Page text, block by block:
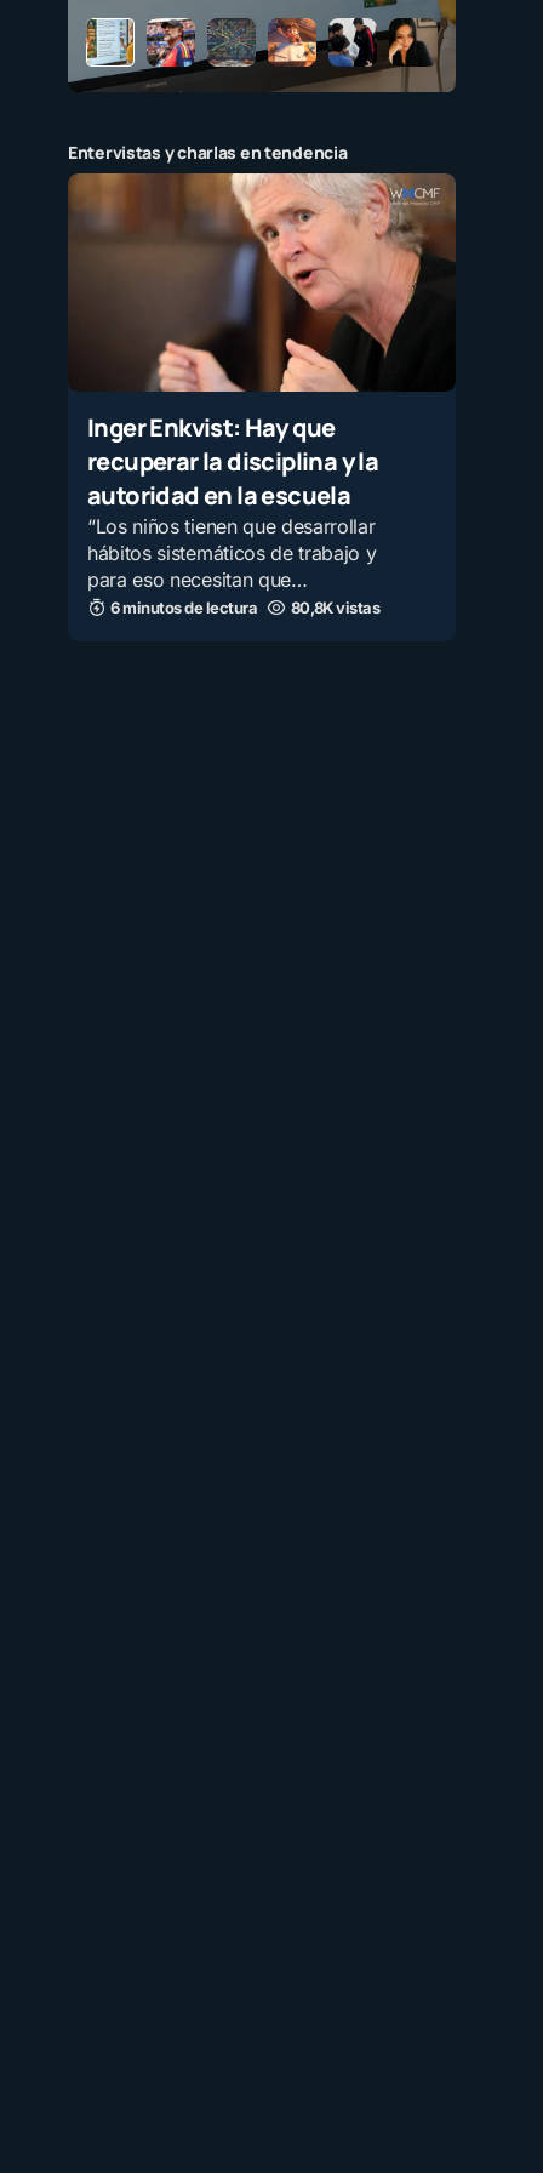
Entervistas y charlas en tendencia
Inger Enkvist: Hay que
recuperar la disciplina y la
autoridad en la escuela
“Los niños tienen que desarrollar
hábitos sistemáticos de trabajo y
para eso necesitan que…
6 minutos de lectura 80,8K vistas